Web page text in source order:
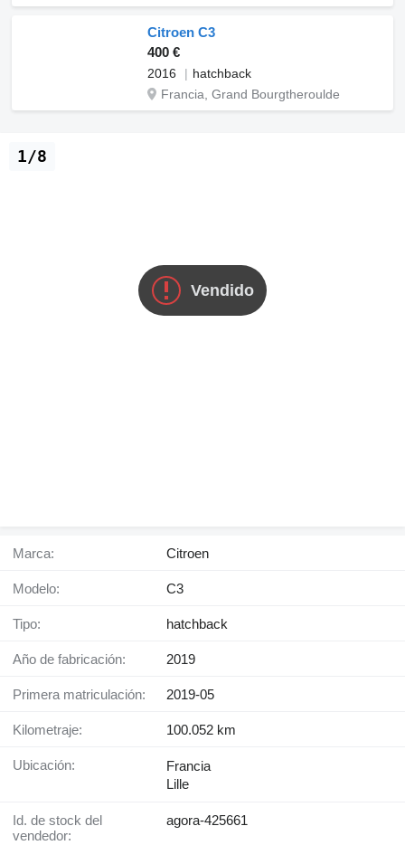
Citroen C3
400 €
2016
hatchback
Francia, Grand Bourgtheroulde
Vendido
1/8
Marca: Citroen
Modelo: C3
Tipo: hatchback
Año de fabricación: 2019
Primera matriculación: 2019-05
Kilometraje: 100.052 km
Ubicación:
Francia
Lille
Id. de stock del
vendedor:
agora-425661